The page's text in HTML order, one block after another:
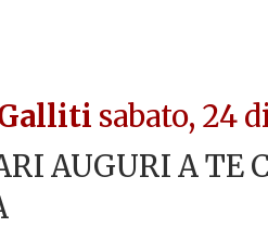
sabato, 24
AUGURI A TE